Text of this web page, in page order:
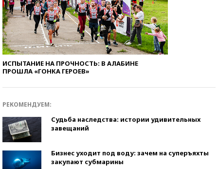
ИСПЫТАНИЕ НА ПРОЧНОСТЬ: В АЛАБИНЕ
ПРОШЛА «ГОНКА ГЕРОЕВ»
РЕКОМЕНДУЕМ:
Судьба наследства: истории удивительных
завещаний
Бизнес уходит под воду: зачем на суперъяхты
закупают субмарины